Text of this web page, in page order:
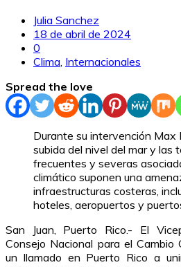
Julia Sanchez
18 de abril de 2024
0
Clima Internacionales
Spread the love
Durante su intervención Max
subida del nivel del mar y las
frecuentes y severas
climático suponen una
infraestructuras costeras,
hoteles, aeropuertos y
San Juan, Puerto Rico.- El
Consejo Nacional para el Cambio
un llamado en Puerto Rico a